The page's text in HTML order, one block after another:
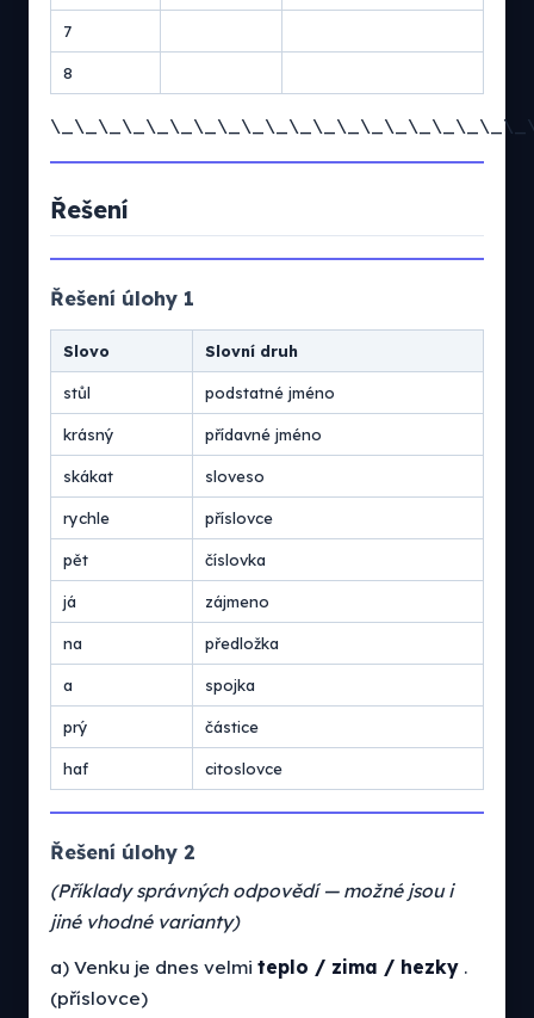
7
8
Řešení
Řešení úlohy 1
Slovo Slovní druh
stůl podstatné jméno
krásný přídavné jméno
skákat sloveso
rychle příslovce
pět číslovka
já zájmeno
na předložka
a spojka
prý částice
haf citoslovce
Řešení úlohy 2
(Příklady správných odpovědí — možné jsou i
jiné vhodné varianty)
a) Venku je dnes velmi teplo / zima / hezky .
(příslovce)